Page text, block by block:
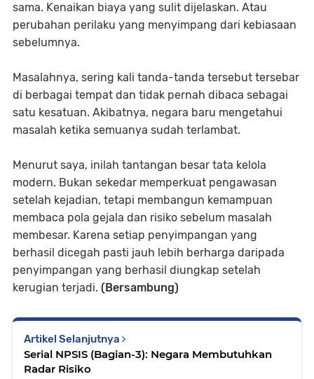
sama. Kenaikan biaya yang sulit dijelaskan. Atau
perubahan perilaku yang menyimpang dari kebiasaan
sebelumnya.
Masalahnya, sering kali tanda-tanda tersebut tersebar
di berbagai tempat dan tidak pernah dibaca sebagai
satu kesatuan. Akibatnya, negara baru mengetahui
masalah ketika semuanya sudah terlambat.
Menurut saya, inilah tantangan besar tata kelola
modern. Bukan sekedar memperkuat pengawasan
setelah kejadian, tetapi membangun kemampuan
membaca pola gejala dan risiko sebelum masalah
membesar. Karena setiap penyimpangan yang
berhasil dicegah pasti jauh lebih berharga daripada
penyimpangan yang berhasil diungkap setelah
kerugian terjadi. (Bersambung)
Artikel Selanjutnya
Serial NPSIS (Bagian-3): Negara Membutuhkan
Radar Risiko